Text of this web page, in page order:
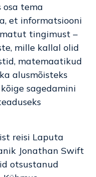
osa tema
et informatsiooni
tingimust –
mille kallal olid
matemaatikud
alusmõisteks
sagedamini
reisi Laputa
Jonathan Swift
otsustanud